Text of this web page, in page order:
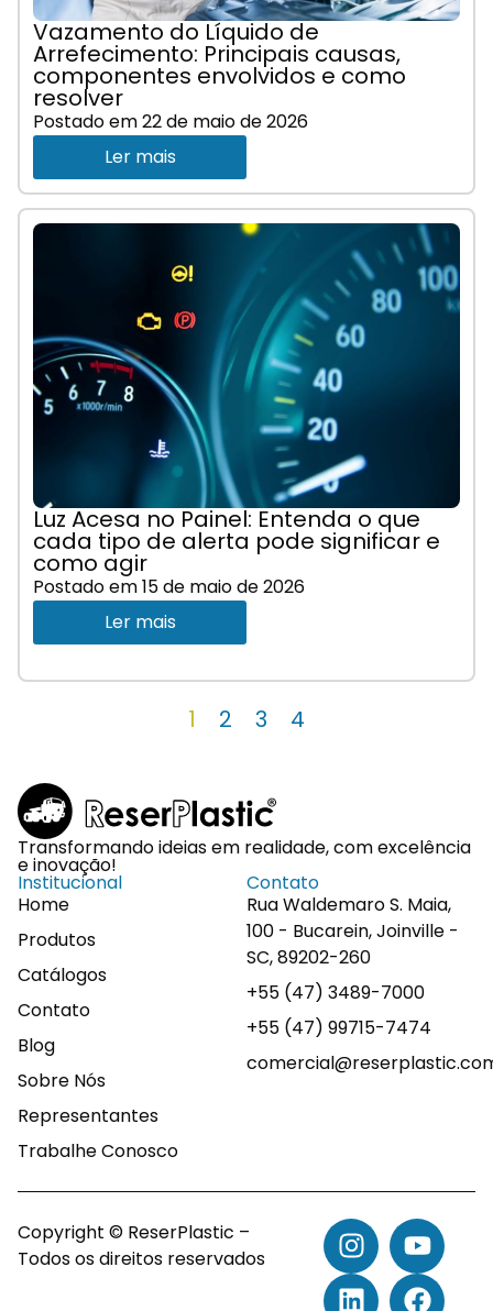
Vazamento do Líquido de
Arrefecimento: Principais causas,
componentes envolvidos e como
resolver
Postado em22 de maio de 2026
Ler mais
Luz Acesa no Painel: Entenda o que
cada tipo de alerta pode significar e
como agir
Postado em15 de maio de 2026
Ler mais
1 2 3 4
Transformando ideias em realidade, com excelência
e inovação!
Institucional
Home
Produtos
Catálogos
Contato
Blog
Sobre Nós
Representantes
Trabalhe Conosco
Contato
Rua Waldemaro S. Maia,
100 - Bucarein, Joinville -
SC, 89202-260
+55 (47) 3489-7000
+55 (47) 99715-7474
Copyright © ReserPlastic –
Todos os direitos reservados